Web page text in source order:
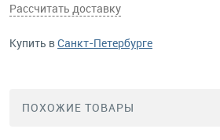
Рассчитать доставку
Купить вСанкт-Петербурге
ПОХОЖИЕ ТОВАРЫ